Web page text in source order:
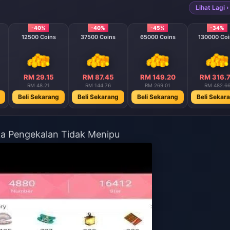
Lihat Lagi ›
-40%
12500 Coins
RM 29.15
RM 48.21
Beli Sekarang
-40%
37500 Coins
RM 87.45
RM 144.76
Beli Sekarang
-45%
65000 Coins
RM 149.20
RM 269.01
Beli Sekarang
-34%
130000
RM
RM 482.66
Beli
Pengekalan Tidak Menipu